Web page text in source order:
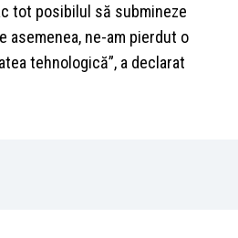
tot posibilul să submineze
asemenea, ne-am pierdut o
tehnologică”, a declarat